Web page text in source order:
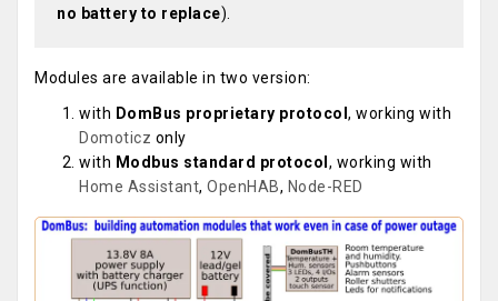
no battery to replace).
Modules are available in two version:
with DomBus proprietary protocol , working with
Domoticz only
with Modbus standard protocol , working with
Home Assistant, OpenHAB, Node-RED